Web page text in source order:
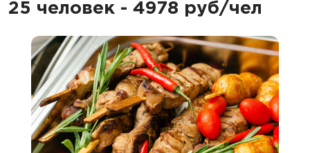
25 человек - 4978 руб/чел